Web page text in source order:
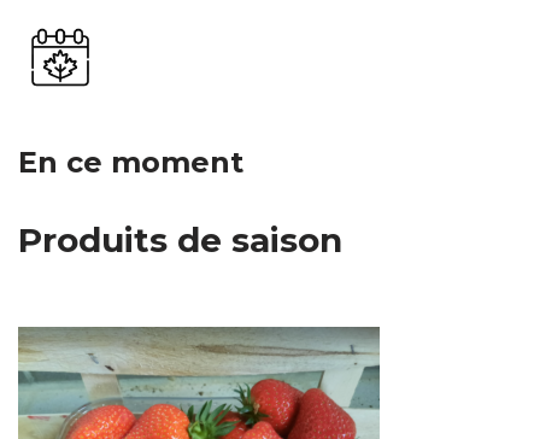
En ce moment
Produits de saison